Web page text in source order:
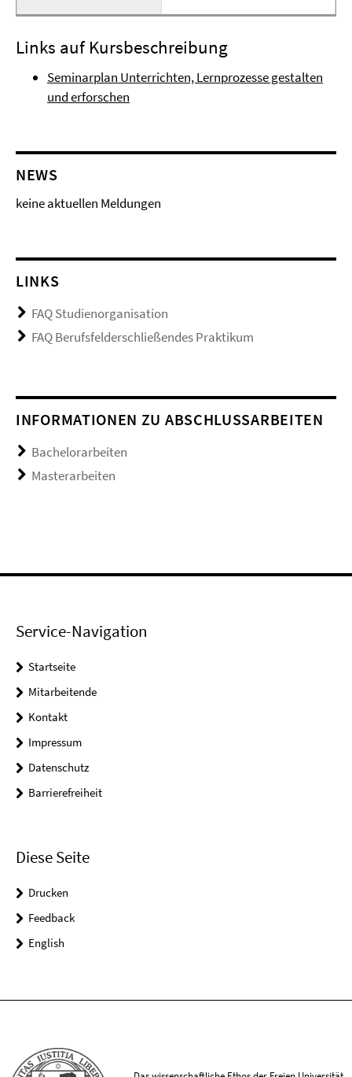
Links auf Kursbeschreibung
Seminarplan Unterrichten, Lernprozesse gestalten
und erforschen
NEWS
keine aktuellen Meldungen
LINKS
FAQ Studienorganisation
FAQ Berufsfelderschließendes Praktikum
INFORMATIONEN ZU ABSCHLUSSARBEITEN
Bachelorarbeiten
Masterarbeiten
Service-Navigation
Startseite
Mitarbeitende
Kontakt
Impressum
Datenschutz
Barrierefreiheit
Diese Seite
Drucken
Feedback
English